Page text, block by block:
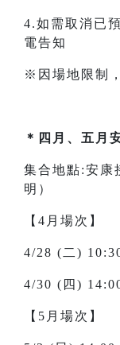
4.如需取消已
電告知
※因場地限制
＊四月、五月
集合地點:安康
明）
【4月場次】
4/28 (二)
4/30 (四)
【5月場次】